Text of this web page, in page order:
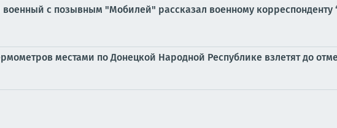
с позывным "Мобилей" рассказал военному корреспонденту
местами по Донецкой Народной Республике взлетят до